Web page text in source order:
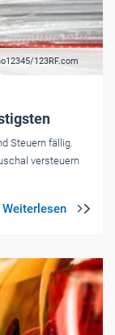
123RF.com
Steuern fällig.
versteuern